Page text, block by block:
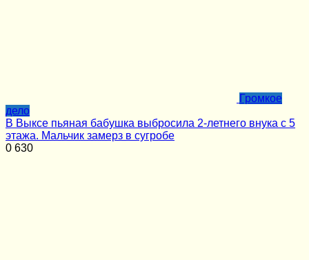
Громкое
дело
В Выксе пьяная бабушка выбросила 2-летнего внука с 5
этажа. Мальчик замерз в сугробе
0 630